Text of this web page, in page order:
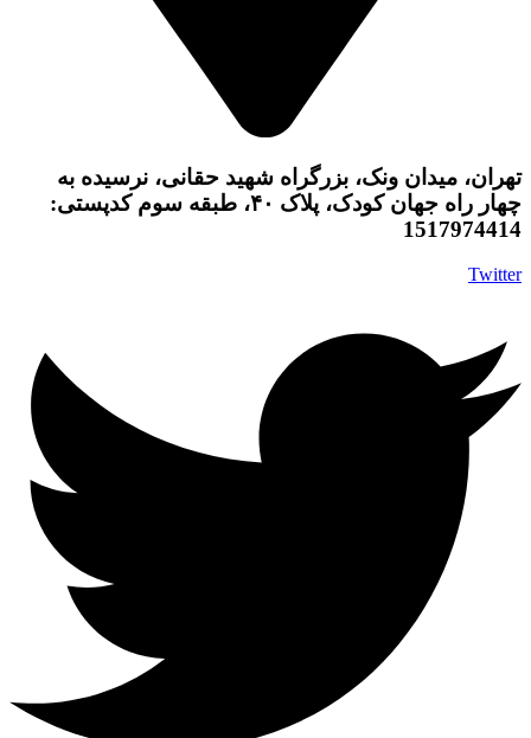
تهران، میدان ونک، بزرگراه شهید حقانی، نرسیده به
چهار راه جهان کودک، پلاک ۴۰، طبقه سوم کدپستی:
1517974414
Twitter